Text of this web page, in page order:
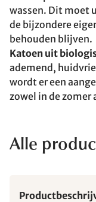
wassen. Dit moet
de bijzondere
behouden blijven.
Katoen uit
ademend,
wordt er een
zowel in de zomer
Alle